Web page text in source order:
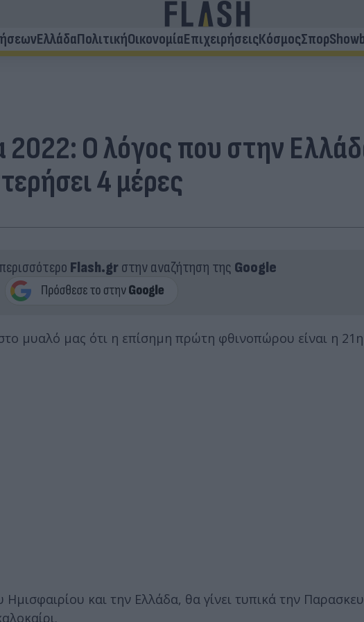
ΕλλάδαΠολιτικήΟικονομίαΕπιχειρήσειςΚόσμοςΣπορ
2022: Ο λόγος που στην
4 μέρες
Flash.grστην αναζήτηση της Google
μυαλό μας ότι η επίσημη πρώτη φθινοπώρου είναι η 21η
και την Ελλάδα, θα γίνει τυπικά την